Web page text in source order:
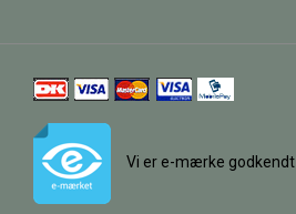
Vi er e-mærke godkendt